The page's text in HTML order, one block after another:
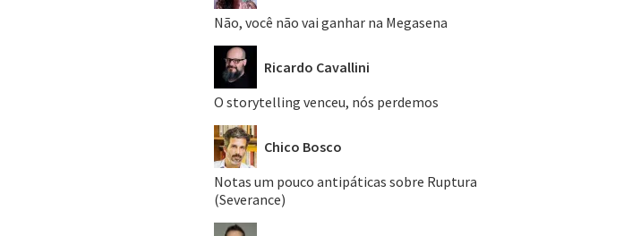
Não, você não vai ganhar na Megasena
Ricardo Cavallini
O storytelling venceu, nós perdemos
Chico Bosco
Notas um pouco antipáticas sobre Ruptura
(Severance)